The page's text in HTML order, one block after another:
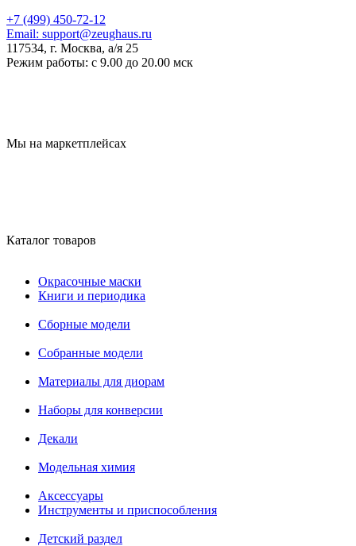
+7 (499) 450-72-12
Email: support@zeughaus.ru
117534, г. Москва, а/я 25
Режим работы: с 9.00 до 20.00 мск
Мы на маркетплейсах
Каталог товаров
Окрасочные маски
Книги и периодика
Сборные модели
Собранные модели
Материалы для диорам
Наборы для конверсии
Декали
Модельная химия
Аксессуары
Инструменты и приспособления
Детский раздел